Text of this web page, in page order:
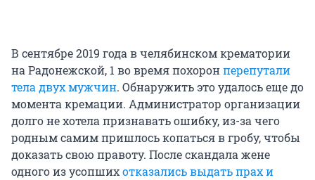
В сентябре 2019 года в челябинском крематории
на Радонежской, 1 во время похоронперепутали
тела двух мужчин. Обнаружить это удалось еще до
момента кремации. Администратор организации
долго не хотела признавать ошибку, из-за чего
родным самим пришлось копаться в гробу, чтобы
доказать свою правоту. После скандала жене
одного из усопшихотказались выдать прах и